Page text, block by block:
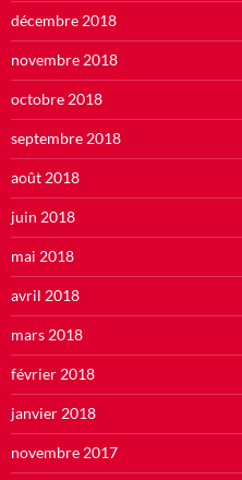
décembre 2018
novembre 2018
octobre 2018
septembre 2018
août 2018
juin 2018
mai 2018
avril 2018
mars 2018
février 2018
janvier 2018
novembre 2017